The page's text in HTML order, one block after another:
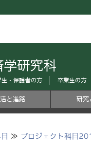
学研究科
生・保護者の方 卒業生の方
と進路 研究
≫ プロジェクト科目